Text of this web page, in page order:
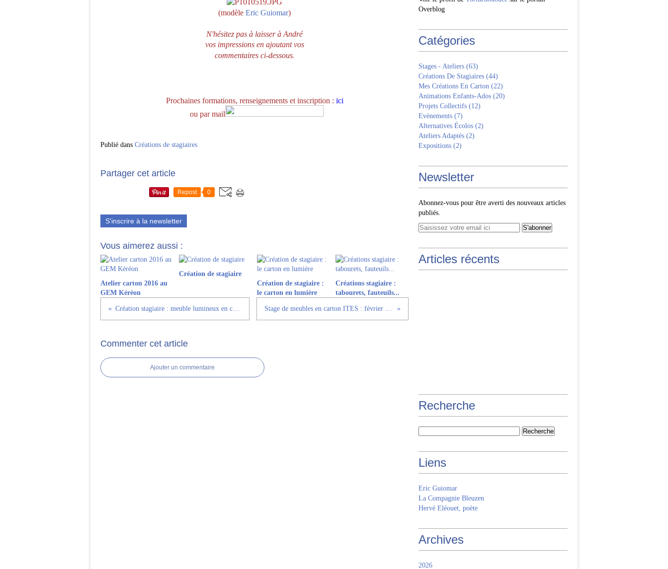
(modèle Eric Guiomar)
N'hésitez pas à laisser à André
vos impressions en ajoutant vos
commentaires ci-dessous.
Prochaines formations, renseignements et inscription : ici
ou par mail
Publié dans Créations de stagiaires
Partager cet article
Repost 0
S'inscrire à la newsletter
Vous aimerez aussi :
Atelier carton 2016 au
GEM Kéréon
Création de stagiaire
Création de stagiaire :
le carton en lumière
Créations stagiaire :
tabourets, fauteuils...
Création stagiaire : meuble lumineux en carton Stage de meubles en carton ITES : février 2012
Commenter cet article
Ajouter un commentaire
Overblog
Catégories
Stages - Ateliers (63)
Créations De Stagiaires (44)
Mes Créations En Carton (22)
Animations Enfants-Ados (20)
Projets Collectifs (12)
Evènements (7)
Alternatives Écolos (2)
Ateliers Adaptés (2)
Expositions (2)
Newsletter
Abonnez-vous pour être averti des nouveaux articles
publiés.
Articles récents
Recherche
Liens
Eric Guiomar
La Compagnie Bleuzen
Hervé Eléouet, poète
Archives
2026